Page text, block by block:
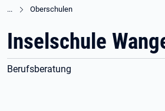
Oberschulen
Inselschule
Berufsberatung